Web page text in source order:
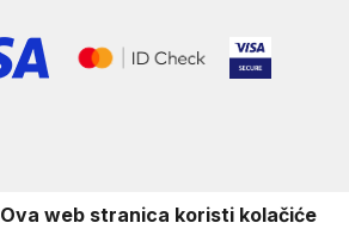
Ova web stranica koristi kolačiće